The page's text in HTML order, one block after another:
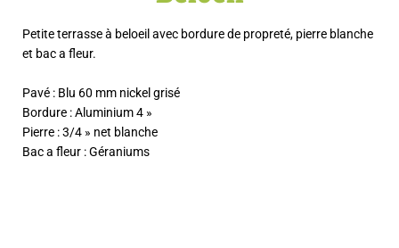
Petite terrasse à beloeil avec bordure de propreté, pierre blanche
et bac a fleur.
Pavé : Blu 60 mm nickel grisé
Bordure : Aluminium 4 »
Pierre : 3/4 » net blanche
Bac a fleur : Géraniums